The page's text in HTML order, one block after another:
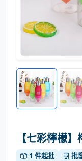
【七彩檸檬
1 件起批 批